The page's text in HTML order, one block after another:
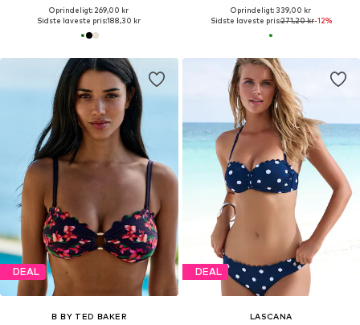
Oprindeligt: 269,00 kr
Sidste laveste pris:188,30 kr
Oprindeligt: 339,00 kr
Sidste laveste pris:271,20 kr-12%
DEAL
B BY TED BAKER
DEAL
LASCANA